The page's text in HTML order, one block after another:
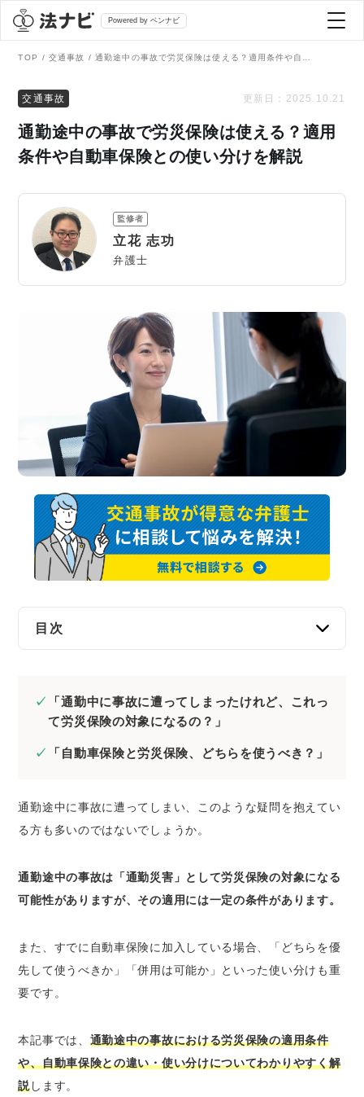
Powered by ベンナビ
全て
刑事事件
債務整理
遺産相続
労働問題
債権回収
IT・ネット
企業法務
弁護士を探す
AI Search Premium
掲載をご検討の弁護士の方へ
TOP 交通事故
交通事故 更新日： 2025.10.21
通勤途中の事故で労災保険は使える？適用
条件や自動車保険との使い分けを解説
監修者
立花 志功
弁護士
目次
通勤途中の事故で労災がおりるケース・おりな
いケース
労災がおりるケース
通勤途中の事故に対する労災保険の補償内容
通勤途中の事故は労災保険と自動車保険（自賠
【前提】労災保険と自動車保険は併用できる
が二重取り部分は支給調整される
自動車保険を先に請求したほうがよいケース
交通事故で労災を使わないほうがよいケース
点
労災給付を受ける場合は健康保険を利用でき
ない
「通勤中に事故に遭ってしまったけれど、これっ
て労災保険の対象になるの？」
「自動車保険と労災保険、どちらを使うべき？」
通勤途中に事故に遭ってしまい、このような疑問を抱えてい
る方も多いのではないでしょうか。
通勤途中の事故は「通勤災害」として労災保険の対象になる
可能性がありますが、その適用には一定の条件があります。
また、すでに自動車保険に加入している場合、「どちらを優
先して使うべきか」「併用は可能か」といった使い分けも重
要です。
本記事では、 通勤途中の事故における労災保険の適用条件
や、自動車保険との違い・使い分けについてわかりやすく解
説します。